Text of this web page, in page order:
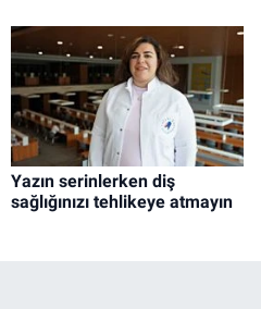
Yazın serinlerken diş
sağlığınızı tehlikeye atmayın